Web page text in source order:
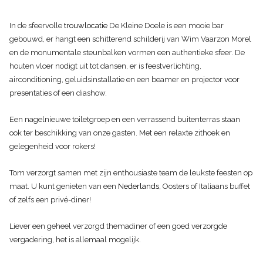
In de sfeervolle trouwlocatie De Kleine Doele is een mooie bar
gebouwd, er hangt een schitterend schilderij van Wim Vaarzon Morel
en de monumentale steunbalken vormen een authentieke sfeer. De
houten vloer nodigt uit tot dansen, er is feestverlichting,
airconditioning, geluidsinstallatie en een beamer en projector voor
presentaties of een diashow.
Een nagelnieuwe toiletgroep en een verrassend buitenterras staan
ook ter beschikking van onze gasten. Met een relaxte zithoek en
gelegenheid voor rokers!
Tom verzorgt samen met zijn enthousiaste team de leukste feesten op
maat. U kunt genieten van een Nederlands, Oosters of Italiaans buffet
of zelfs een privé-diner!
Liever een geheel verzorgd themadiner of een goed verzorgde
vergadering, het is allemaal mogelijk.